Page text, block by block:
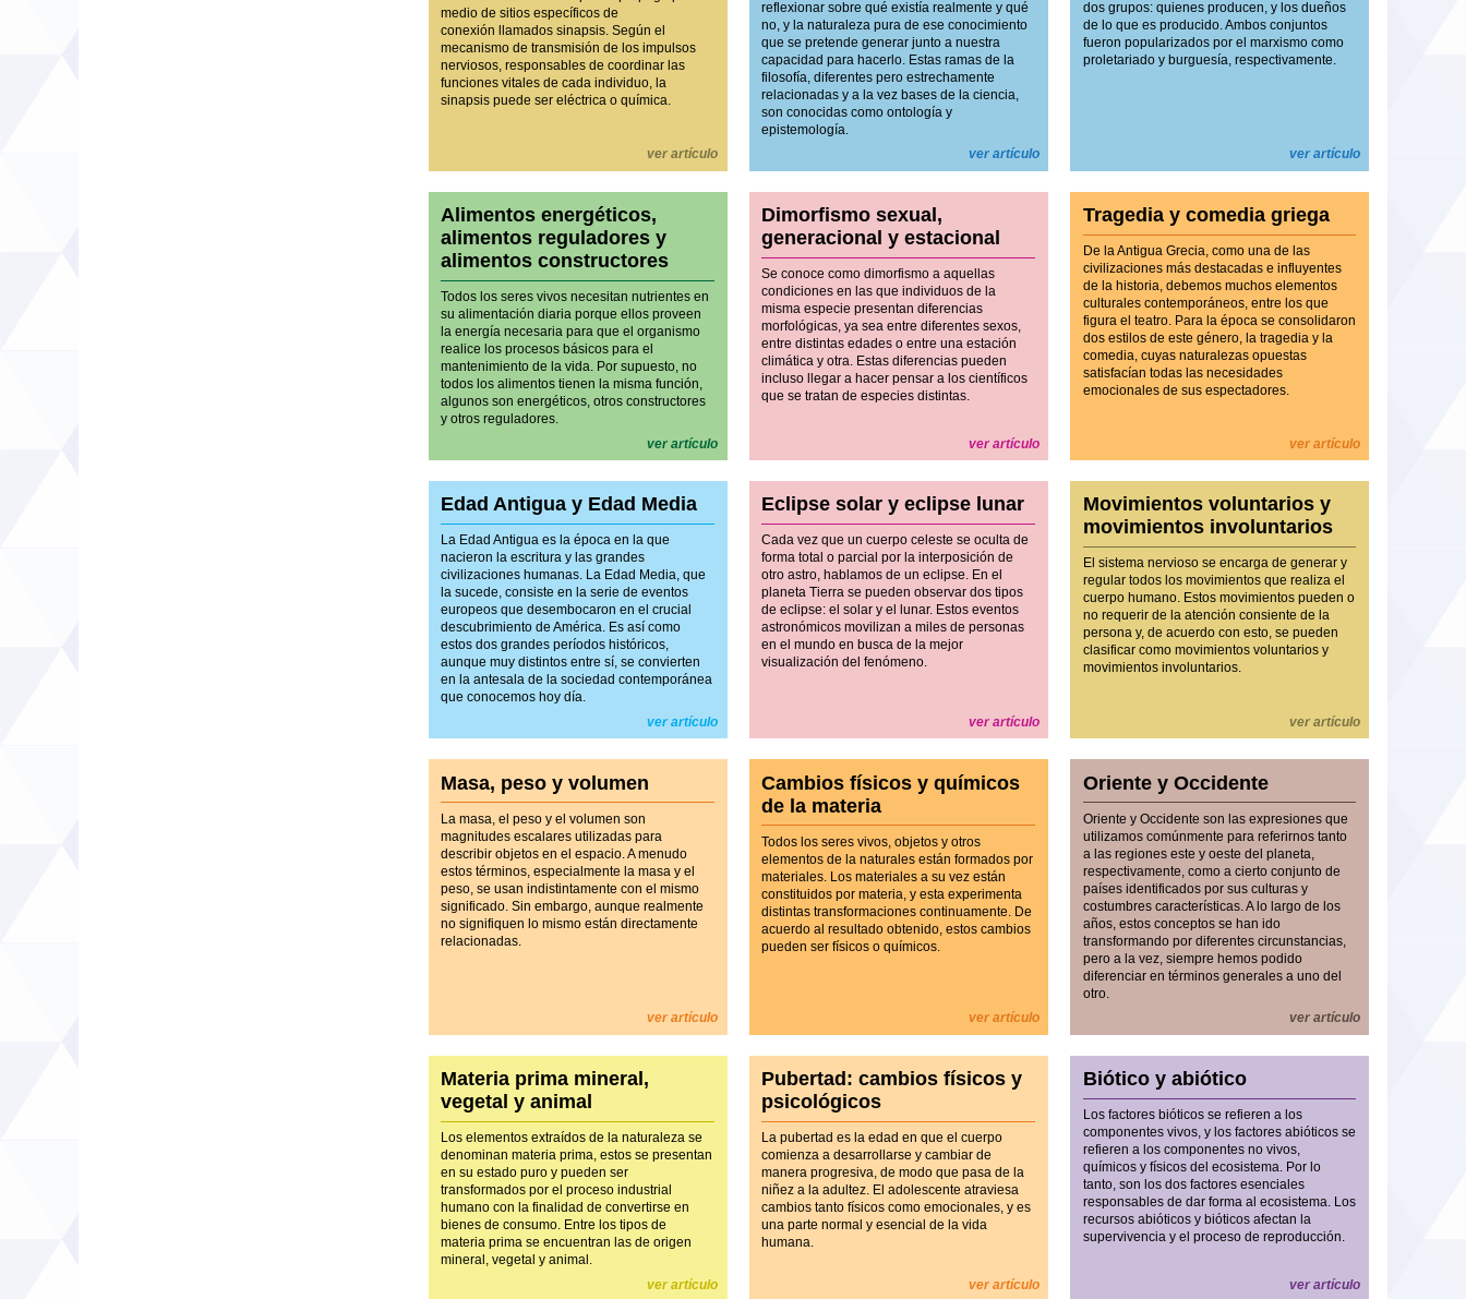
ver artículo
medio de sitios específicos de
conexión llamados sinapsis. Según el
mecanismo de transmisión de los impulsos
nerviosos, responsables de coordinar las
funciones vitales de cada individuo, la
sinapsis puede ser eléctrica o química.
ver artículo
reflexionar sobre qué existía realmente y qué
no, y la naturaleza pura de ese conocimiento
que se pretende generar junto a nuestra
capacidad para hacerlo. Estas ramas de la
filosofía, diferentes pero estrechamente
relacionadas y a la vez bases de la ciencia,
son conocidas como ontología y
epistemología.
ver artículo
dos grupos: quienes producen, y los dueños
de lo que es producido. Ambos conjuntos
fueron popularizados por el marxismo como
proletariado y burguesía, respectivamente.
ver artículo
Alimentos energéticos,
alimentos reguladores y
alimentos constructores
Todos los seres vivos necesitan nutrientes en
su alimentación diaria porque ellos proveen
la energía necesaria para que el organismo
realice los procesos básicos para el
mantenimiento de la vida. Por supuesto, no
todos los alimentos tienen la misma función,
algunos son energéticos, otros constructores
y otros reguladores.
ver artículo
Dimorfismo sexual,
generacional y estacional
Se conoce como dimorfismo a aquellas
condiciones en las que individuos de la
misma especie presentan diferencias
morfológicas, ya sea entre diferentes sexos,
entre distintas edades o entre una estación
climática y otra. Estas diferencias pueden
incluso llegar a hacer pensar a los científicos
que se tratan de especies distintas.
ver artículo
Tragedia y comedia griega
De la Antigua Grecia, como una de las
civilizaciones más destacadas e influyentes
de la historia, debemos muchos elementos
culturales contemporáneos, entre los que
figura el teatro. Para la época se consolidaron
dos estilos de este género, la tragedia y la
comedia, cuyas naturalezas opuestas
satisfacían todas las necesidades
emocionales de sus espectadores.
ver artículo
Edad Antigua y Edad Media
La Edad Antigua es la época en la que
nacieron la escritura y las grandes
civilizaciones humanas. La Edad Media, que
la sucede, consiste en la serie de eventos
europeos que desembocaron en el crucial
descubrimiento de América. Es así como
estos dos grandes períodos históricos,
aunque muy distintos entre sí, se convierten
en la antesala de la sociedad contemporánea
que conocemos hoy día.
ver artículo
Eclipse solar y eclipse lunar
Cada vez que un cuerpo celeste se oculta de
forma total o parcial por la interposición de
otro astro, hablamos de un eclipse. En el
planeta Tierra se pueden observar dos tipos
de eclipse: el solar y el lunar. Estos eventos
astronómicos movilizan a miles de personas
en el mundo en busca de la mejor
visualización del fenómeno.
ver artículo
Movimientos voluntarios y
movimientos involuntarios
El sistema nervioso se encarga de generar y
regular todos los movimientos que realiza el
cuerpo humano. Estos movimientos pueden o
no requerir de la atención consiente de la
persona y, de acuerdo con esto, se pueden
clasificar como movimientos voluntarios y
movimientos involuntarios.
ver artículo
Masa, peso y volumen
La masa, el peso y el volumen son
magnitudes escalares utilizadas para
describir objetos en el espacio. A menudo
estos términos, especialmente la masa y el
peso, se usan indistintamente con el mismo
significado. Sin embargo, aunque realmente
no signifiquen lo mismo están directamente
relacionadas.
ver artículo
Cambios físicos y químicos
de la materia
Todos los seres vivos, objetos y otros
elementos de la naturales están formados por
materiales. Los materiales a su vez están
constituidos por materia, y esta experimenta
distintas transformaciones continuamente. De
acuerdo al resultado obtenido, estos cambios
pueden ser físicos o químicos.
ver artículo
Oriente y Occidente
Oriente y Occidente son las expresiones que
utilizamos comúnmente para referirnos tanto
a las regiones este y oeste del planeta,
respectivamente, como a cierto conjunto de
países identificados por sus culturas y
costumbres características. A lo largo de los
años, estos conceptos se han ido
transformando por diferentes circunstancias,
pero a la vez, siempre hemos podido
diferenciar en términos generales a uno del
otro.
ver artículo
Materia prima mineral,
vegetal y animal
Los elementos extraídos de la naturaleza se
denominan materia prima, estos se presentan
en su estado puro y pueden ser
transformados por el proceso industrial
humano con la finalidad de convertirse en
bienes de consumo. Entre los tipos de
materia prima se encuentran las de origen
mineral, vegetal y animal.
ver artículo
Pubertad: cambios físicos y
psicológicos
La pubertad es la edad en que el cuerpo
comienza a desarrollarse y cambiar de
manera progresiva, de modo que pasa de la
niñez a la adultez. El adolescente atraviesa
cambios tanto físicos como emocionales, y es
una parte normal y esencial de la vida
humana.
ver artículo
Biótico y abiótico
Los factores bióticos se refieren a los
componentes vivos, y ​​los factores abióticos se
refieren a los componentes no vivos,
químicos y físicos del ecosistema. Por lo
tanto, son los dos factores esenciales
responsables de dar forma al ecosistema. Los
recursos abióticos y bióticos afectan la
supervivencia y el proceso de reproducción.